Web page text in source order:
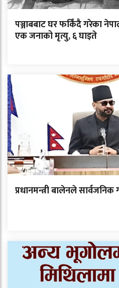
पञ्जाबबाट घर फर्किंदै गरेका
एक जनाको मृत्यु, ६ घाइते
प्रधानमन्त्री बालेनले